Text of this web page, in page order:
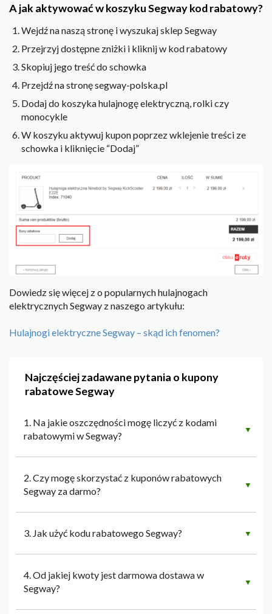
A jak aktywować w koszyku Segway kod rabatowy?
Wejdź na naszą stronę i wyszukaj sklep Segway
Przejrzyj dostępne zniżki i kliknij w kod rabatowy
Skopiuj jego treść do schowka
Przejdź na stronę segway-polska.pl
Dodaj do koszyka hulajnogę elektryczną, rolki czy
monocykle
W koszyku aktywuj kupon poprzez wklejenie treści ze
schowka i kliknięcie “Dodaj”
Dowiedz się więcej z o popularnych hulajnogach
elektrycznych Segway z naszego artykułu:
Hulajnogi elektryczne Segway – skąd ich fenomen?
Najczęściej zadawane pytania o kupony
rabatowe Segway
1. Na jakie oszczędności mogę liczyć z kodami
rabatowymi w Segway?
▼
2. Czy mogę skorzystać z kuponów rabatowych
Segway za darmo?
▼
3. Jak użyć kodu rabatowego Segway? ▼
4. Od jakiej kwoty jest darmowa dostawa w
Segway?
▼